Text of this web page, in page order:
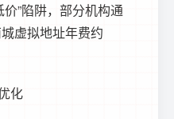
”陷阱，部分机构通
虚拟地址年费约
化